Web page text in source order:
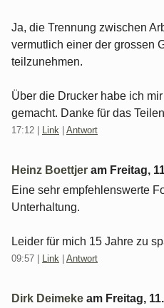
Ja, die Trennung zwischen
vermutlich einer der grossen
teilzunehmen.
Über die Drucker habe ich
gemacht. Danke für das
17:12 Link Antwort
Heinz Boettjer am Freitag,
Eine sehr empfehlenswerte
Unterhaltung.
Leider für mich 15 Jahre zu
09:57 Link Antwort
Dirk Deimeke am Freitag,